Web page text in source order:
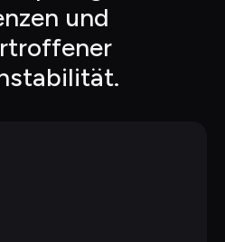
und